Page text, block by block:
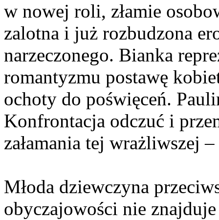
w nowej roli, złamie
zalotna i już rozbudzona
narzeczonego. Bianka
romantyzmu postawę
ochoty do poświęceń.
Konfrontacja odczuć i
załamania tej wrażliwszej
Młoda dziewczyna
obyczajowości nie